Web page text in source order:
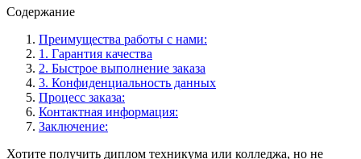
Содержание
Преимущества работы с нами:
1. Гарантия качества
2. Быстрое выполнение заказа
3. Конфиденциальность данных
Процесс заказа:
Контактная информация:
Заключение:
Хотите получить диплом техникума или колледжа, но не